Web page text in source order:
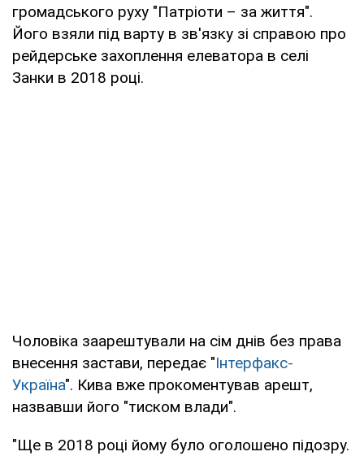
громадського руху "Патріоти – за життя".
Його взяли під варту в зв'язку зі справою про
рейдерське захоплення елеватора в селі
Занки в 2018 році.
Чоловіка заарештували на сім днів без права
внесення застави, передає "Інтерфакс-
Україна". Кива вже прокоментував арешт,
назвавши його "тиском влади".
"Ще в 2018 році йому було оголошено підозру.